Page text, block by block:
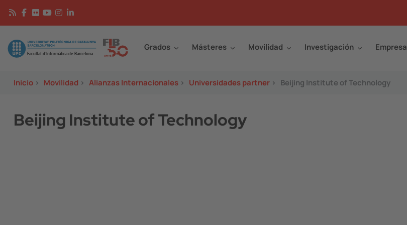
Pasar al contenido principal
Image Grados Másteres Movilidad Investigación Empresa
Inicio > Movilidad > Alianzas Internacionales > Universidades partner > Beijing Institute of Technology
Beijing Institute of Technology